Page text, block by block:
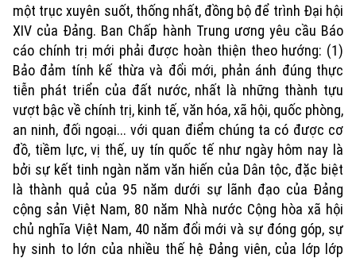
một trục xuyên suốt, thống nhất, đồng bộ để trình Đại hội
XIV của Đảng. Ban Chấp hành Trung ương yêu cầu Báo
cáo chính trị mới phải được hoàn thiện theo hướng: (1)
Bảo đảm tính kế thừa và đổi mới, phản ánh đúng thực
tiễn phát triển của đất nước, nhất là những thành tựu
vượt bậc về chính trị, kinh tế, văn hóa, xã hội, quốc phòng,
an ninh, đối ngoại... với quan điểm chúng ta có được cơ
đồ, tiềm lực, vị thế, uy tín quốc tế như ngày hôm nay là
bởi sự kết tinh ngàn năm văn hiến của Dân tộc, đặc biệt
là thành quả của 95 năm dưới sự lãnh đạo của Đảng
cộng sản Việt Nam, 80 năm Nhà nước Cộng hòa xã hội
chủ nghĩa Việt Nam, 40 năm đổi mới và sự đóng góp, sự
hy sinh to lớn của nhiều thế hệ Đảng viên, của lớp lớp